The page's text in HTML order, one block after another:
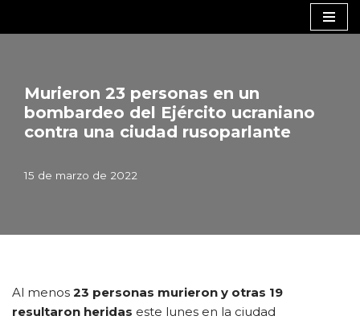
Murieron 23 personas en un
bombardeo del Ejército ucraniano
contra una ciudad rusoparlante
15 de marzo de 2022
Al menos 23 personas murieron y otras 19
resultaron heridas este lunes en la ciudad